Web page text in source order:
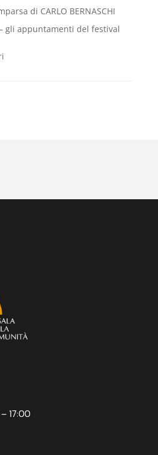
di CARLO BERNASCHI
– gli appuntamenti del festival
17:00